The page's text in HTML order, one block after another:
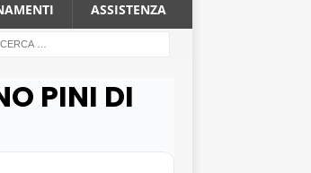
ASSISTENZA
PINI DI